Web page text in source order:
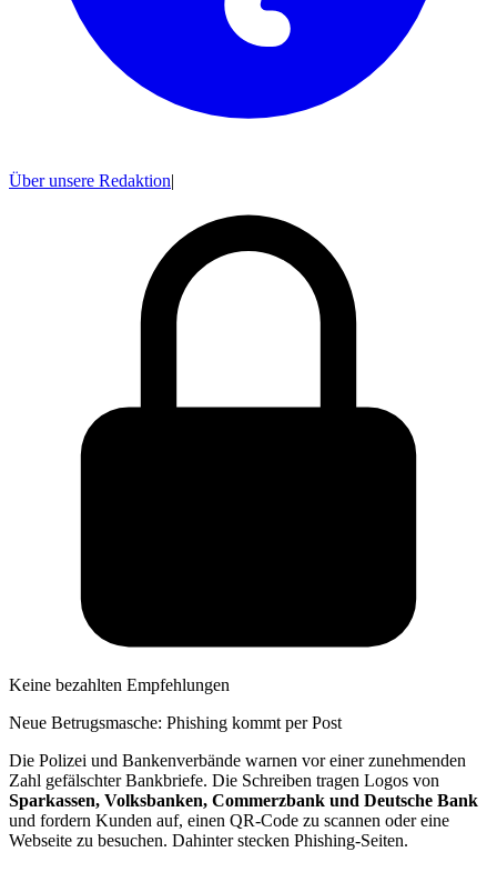
Über unsere Redaktion
Keine bezahlten Empfehlungen
Neue Betrugsmasche: Phishing kommt per Post
Die Polizei und Bankenverbände warnen vor einer zunehmenden
Zahl gefälschter Bankbriefe. Die Schreiben tragen Logos von
Sparkassen, Volksbanken, Commerzbank und Deutsche Bank
und fordern Kunden auf, einen QR-Code zu scannen oder eine
Webseite zu besuchen. Dahinter stecken Phishing-Seiten.